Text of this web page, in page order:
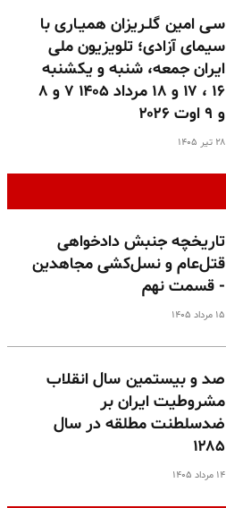
سـی امین گلـریزان همیـاری با
سیمای آزادی؛ تلویزیون ملی
ایران جمعه، شنبه و یکشنبه
۱۶ ، ۱۷ و ۱۸ مرداد ۱۴۰۵ ۷ و ۸
و ۹ اوت ۲۰۲۶
۲۸ تیر ۱۴۰۵
تاریخچه جنبش دادخواهی
قتل‌عام و نسل‌کشی مجاهدین
- قسمت نهم
۱۵ مرداد ۱۴۰۵
صد و بیستمین سال انقلاب
مشروطیت ایران بر
ضدسلطنت مطلقه در سال
۱۲۸۵
۱۴ مرداد ۱۴۰۵